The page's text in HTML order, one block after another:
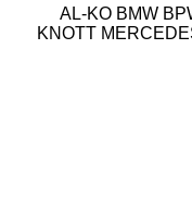
AL-KO BMW
KNOTT